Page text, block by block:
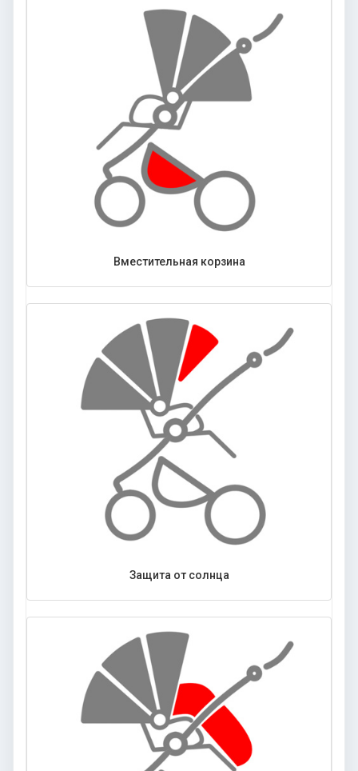
Вместительная корзина
Защита от солнца